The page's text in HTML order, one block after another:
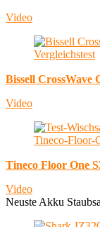
Video
Bissell CrossWave
Video
Tineco Floor One
Video
Neuste Akku